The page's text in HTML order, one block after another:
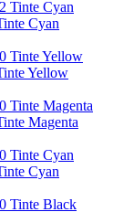
Cyan
Yellow
Magenta
Cyan